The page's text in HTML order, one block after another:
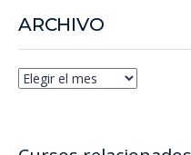
ARCHIVO